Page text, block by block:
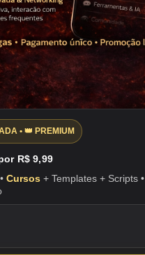
• 👑 PREMIUM
R$ 9,99
Cursos + Templates + Scripts •